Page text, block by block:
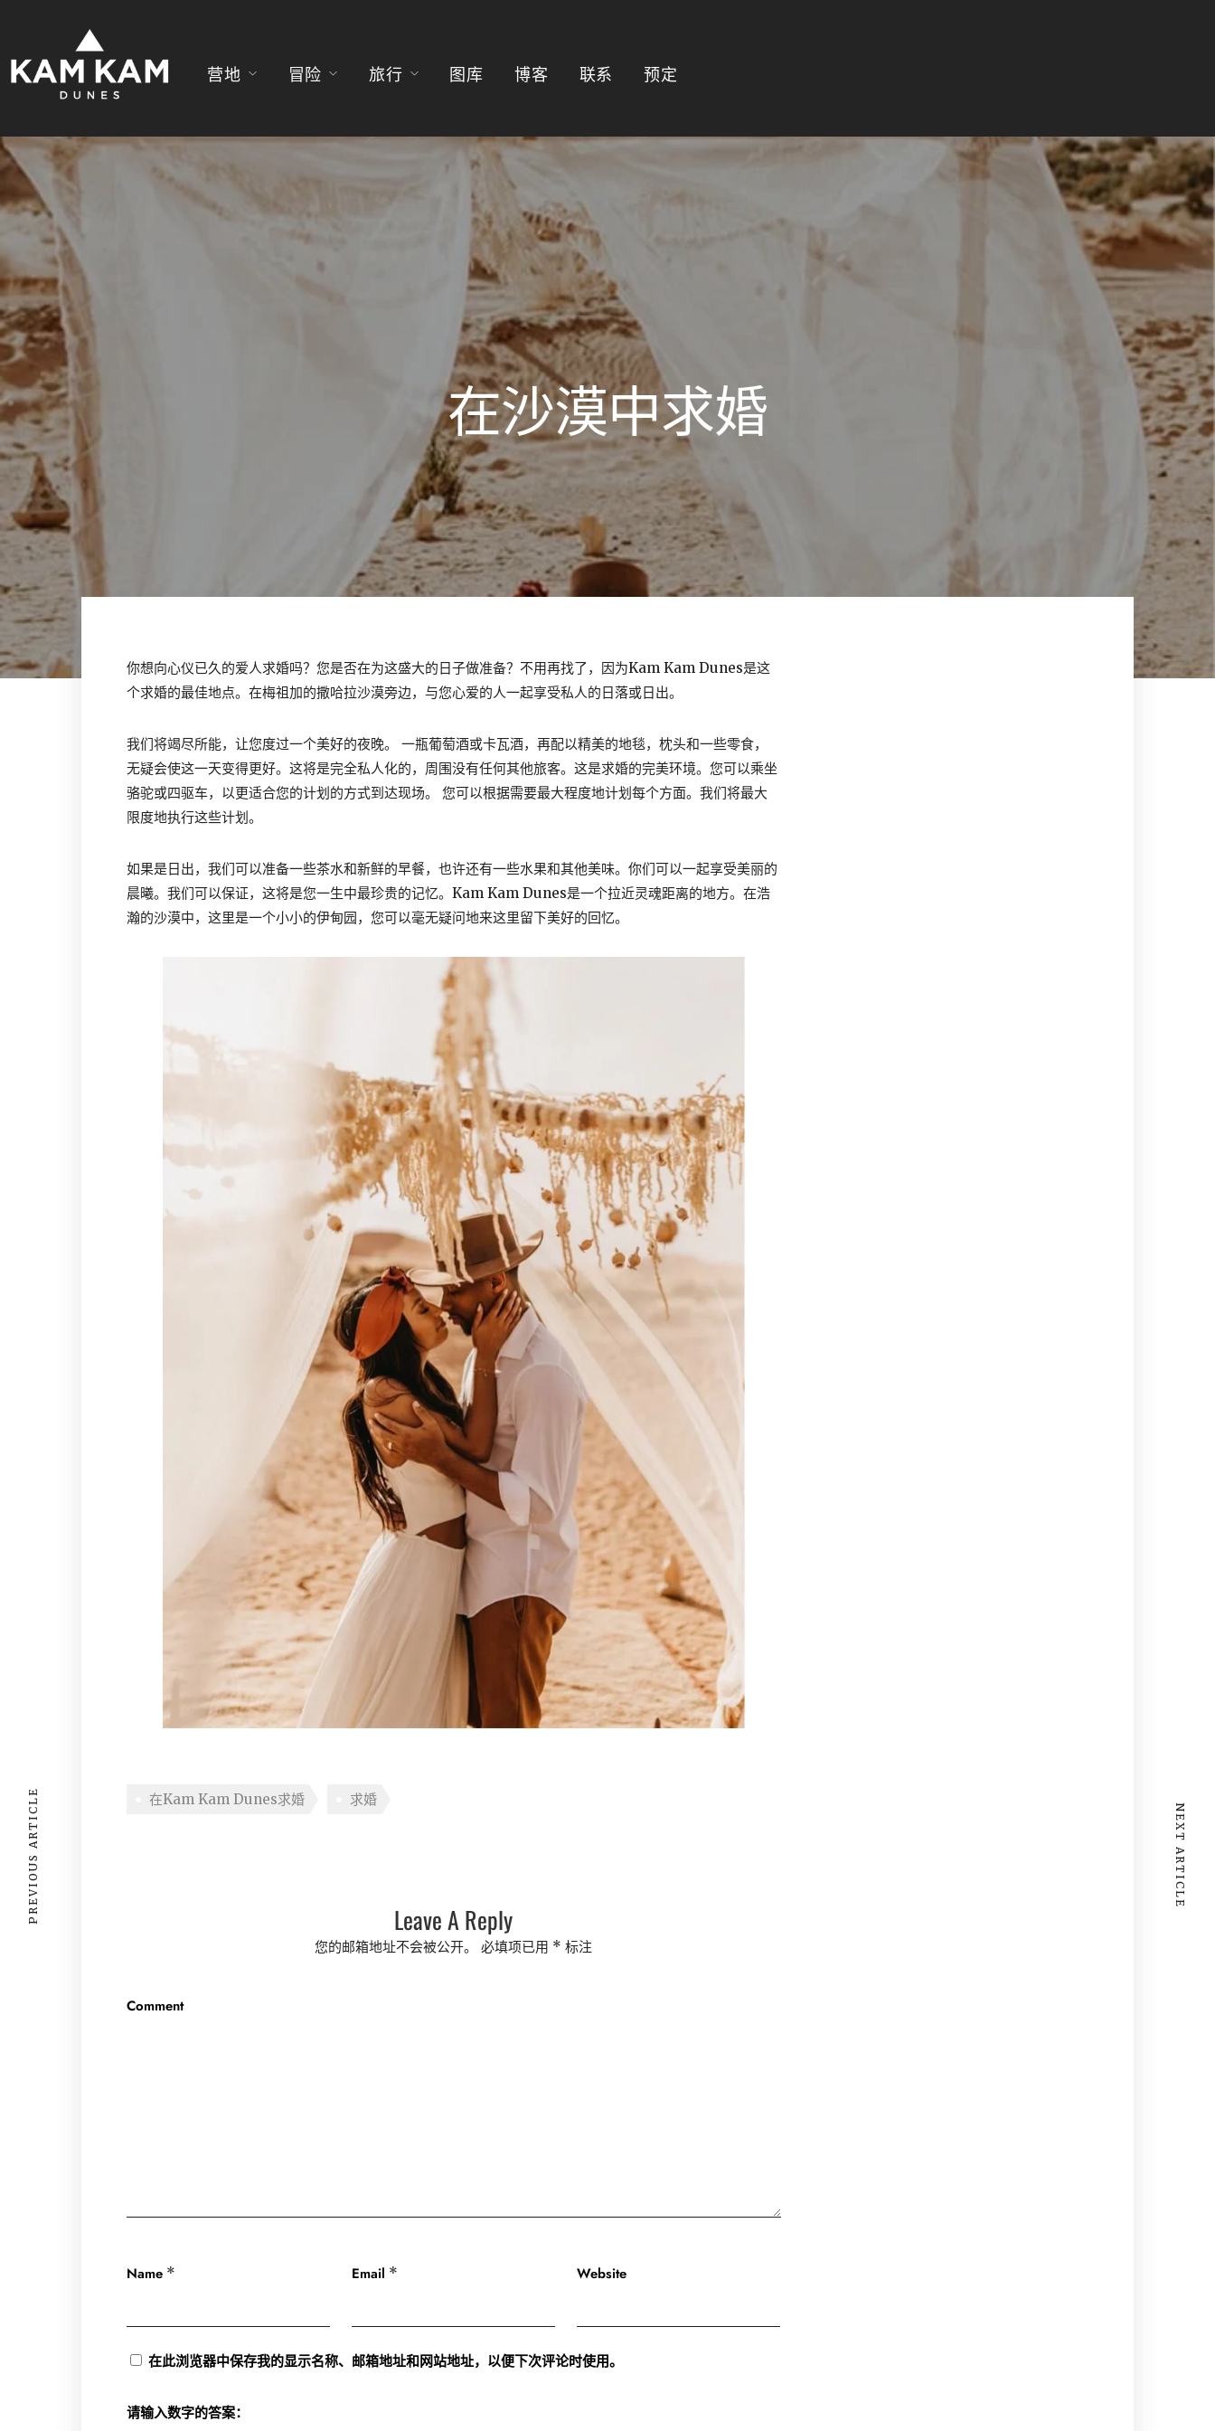
营地 冒险 旅行 图库 博客 联系 预定
在沙漠中求婚
你想向心仪已久的爱人求婚吗？您是否在为这盛大的日子做准备？不用再找了，因为Kam Kam Dunes是这
个求婚的最佳地点。在梅祖加的撒哈拉沙漠旁边，与您心爱的人一起享受私人的日落或日出。
我们将竭尽所能，让您度过一个美好的夜晚。 一瓶葡萄酒或卡瓦酒，再配以精美的地毯，枕头和一些零食，
无疑会使这一天变得更好。这将是完全私人化的，周围没有任何其他旅客。这是求婚的完美环境。您可以乘坐
骆驼或四驱车，以更适合您的计划的方式到达现场。 您可以根据需要最大程度地计划每个方面。我们将最大
限度地执行这些计划。
如果是日出，我们可以准备一些茶水和新鲜的早餐，也许还有一些水果和其他美味。你们可以一起享受美丽的
晨曦。我们可以保证，这将是您一生中最珍贵的记忆。Kam Kam Dunes是一个拉近灵魂距离的地方。在浩
瀚的沙漠中，这里是一个小小的伊甸园，您可以毫无疑问地来这里留下美好的回忆。
在Kam Kam Dunes求婚 求婚
Leave A Reply
您的邮箱地址不会被公开。 必填项已用 * 标注
Comment
Name * Email * Website
在此浏览器中保存我的显示名称、邮箱地址和网站地址，以便下次评论时使用。
请输入数字的答案：
PREVIOUS ARTICLE NEXT ARTICLE